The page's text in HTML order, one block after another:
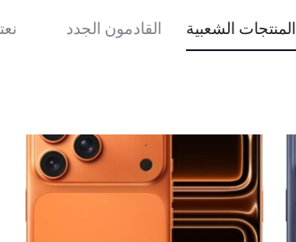
المنتجات الشعبية القادمون الجدد